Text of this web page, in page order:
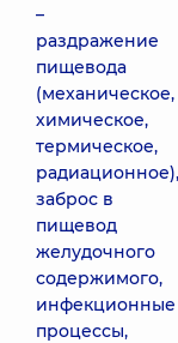
–
раздражение
пищевода
(механическое,
химическое,
термическое,
радиационное),
заброс в
пищевод
желудочного
содержимого,
инфекционные
процессы,